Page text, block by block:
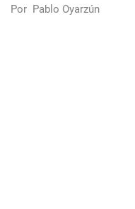
Por Pablo Oyarzún